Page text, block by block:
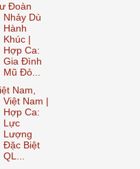
Đoàn
Nhảy Dù
Hành
Khúc |
Hợp Ca:
Gia Đình
Mũ Đỏ...
Nam,
Việt Nam |
Hợp Ca:
Lực
Lượng
Đặc Biệt
QL...